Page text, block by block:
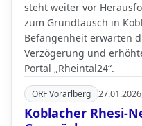
steht weiter vor
zum Grundtausch in
Befangenheit erwarten
Verzögerung und
Portal „Rheintal24“.
ORF Vorarlberg
Koblacher Rhesi-